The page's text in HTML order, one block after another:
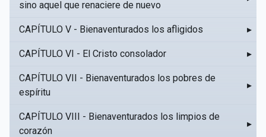
sino aquel que renaciere de nuevo
CAPÍTULO V - Bienaventurados los afligidos ▸
CAPÍTULO VI - El Cristo consolador ▸
CAPÍTULO VII - Bienaventurados los pobres de
espíritu
▸
CAPÍTULO VIII - Bienaventurados los limpios de
corazón
▸